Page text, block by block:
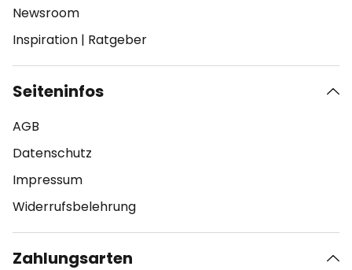
Newsroom
Inspiration | Ratgeber
Seiteninfos
AGB
Datenschutz
Impressum
Widerrufsbelehrung
Zahlungsarten